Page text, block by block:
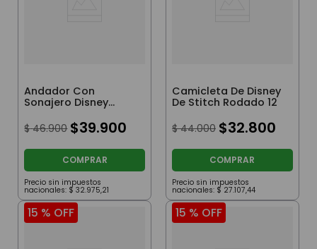
Andador Con
Sonajero Disney
$ 46.900 $39.900
COMPRAR
Precio sin impuestos
nacionales: $ 32.975,21
Camicleta De Disney
De Stitch Rodado 12
$ 44.000 $32.800
COMPRAR
Precio sin impuestos
nacionales: $ 27.107,44
15 % OFF 15 % OFF